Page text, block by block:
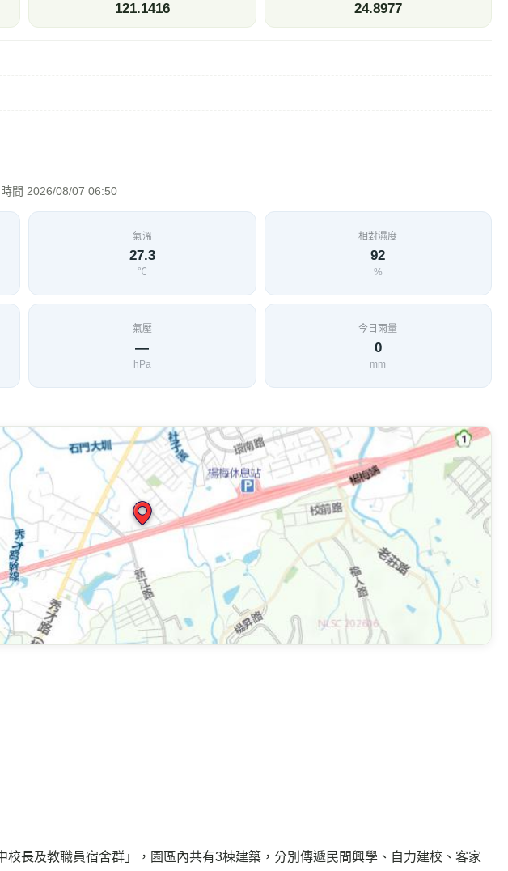
121.1416 24.8977
間 2026/08/07 06:50
氣溫
27.3
℃
相對濕度
92
%
氣壓
—
hPa
今日雨量
0
mm
校長及教職員宿舍群」，園區內共有3棟建築，分別傳遞民間興學、自力建校、客家